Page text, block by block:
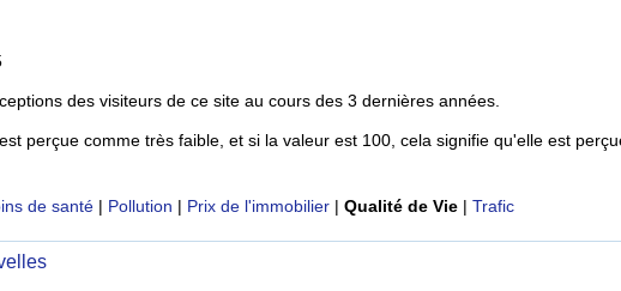
des visiteurs de ce site au cours des 3 dernières années.
perçue comme très faible, et si la valeur est 100, cela signifie qu'elle est
de santé | Pollution | Prix de l'immobilier | Qualité de Vie | Trafic